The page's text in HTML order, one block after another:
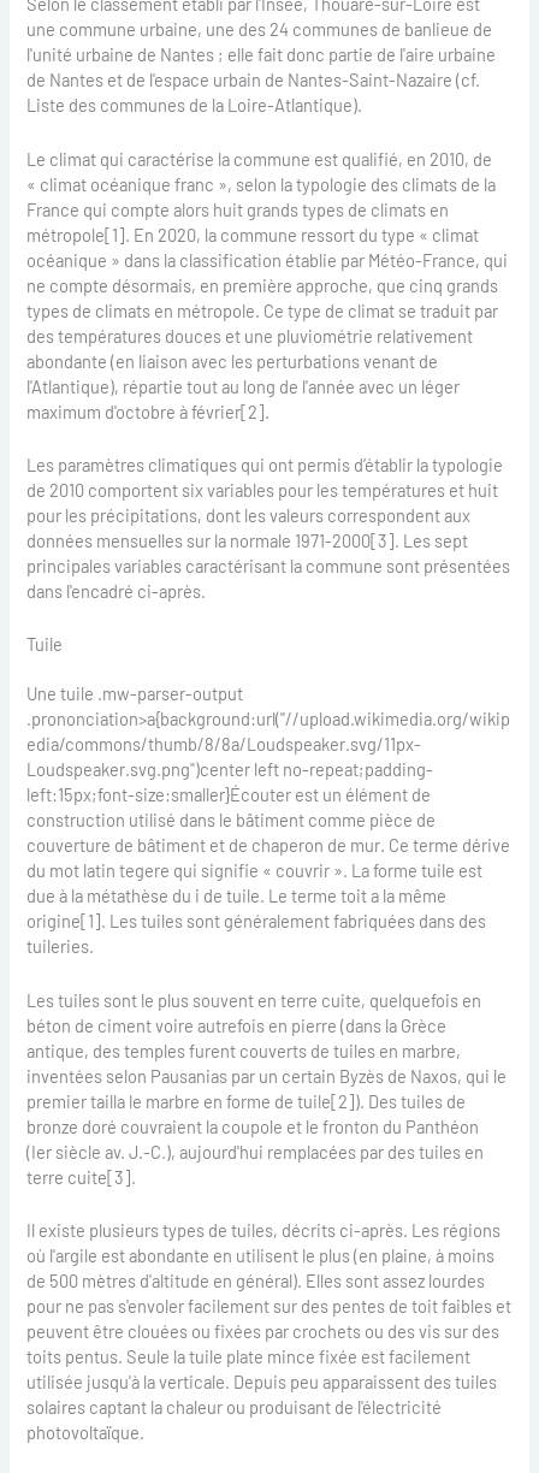
une commune urbaine, une des 24 communes de banlieue de
l'unité urbaine de Nantes ; elle fait donc partie de l'aire urbaine
de Nantes et de l'espace urbain de Nantes-Saint-Nazaire (cf.
Liste des communes de la Loire-Atlantique).
Le climat qui caractérise la commune est qualifié, en 2010, de
« climat océanique franc », selon la typologie des climats de la
France qui compte alors huit grands types de climats en
métropole[1]. En 2020, la commune ressort du type « climat
océanique » dans la classification établie par Météo-France, qui
ne compte désormais, en première approche, que cinq grands
types de climats en métropole. Ce type de climat se traduit par
des températures douces et une pluviométrie relativement
abondante (en liaison avec les perturbations venant de
l'Atlantique), répartie tout au long de l'année avec un léger
maximum d'octobre à février[2].
Les paramètres climatiques qui ont permis d’établir la typologie
de 2010 comportent six variables pour les températures et huit
pour les précipitations, dont les valeurs correspondent aux
données mensuelles sur la normale 1971-2000[3]. Les sept
principales variables caractérisant la commune sont présentées
dans l'encadré ci-après.
Tuile
Une tuile .mw-parser-output
.prononciation>a{background:url("//upload.wikimedia.org/wikip
edia/commons/thumb/8/8a/Loudspeaker.svg/11px-
Loudspeaker.svg.png")center left no-repeat;padding-
left:15px;font-size:smaller}Écouter est un élément de
construction utilisé dans le bâtiment comme pièce de
couverture de bâtiment et de chaperon de mur. Ce terme dérive
du mot latin tegere qui signifie « couvrir ». La forme tuile est
due à la métathèse du i de tuile. Le terme toit a la même
origine[1]. Les tuiles sont généralement fabriquées dans des
tuileries.
Les tuiles sont le plus souvent en terre cuite, quelquefois en
béton de ciment voire autrefois en pierre (dans la Grèce
antique, des temples furent couverts de tuiles en marbre,
inventées selon Pausanias par un certain Byzès de Naxos, qui le
premier tailla le marbre en forme de tuile[2]). Des tuiles de
bronze doré couvraient la coupole et le fronton du Panthéon
(Ier siècle av. J.-C.), aujourd'hui remplacées par des tuiles en
terre cuite[3].
Il existe plusieurs types de tuiles, décrits ci-après. Les régions
où l'argile est abondante en utilisent le plus (en plaine, à moins
de 500 mètres d'altitude en général). Elles sont assez lourdes
pour ne pas s'envoler facilement sur des pentes de toit faibles et
peuvent être clouées ou fixées par crochets ou des vis sur des
toits pentus. Seule la tuile plate mince fixée est facilement
utilisée jusqu'à la verticale. Depuis peu apparaissent des tuiles
solaires captant la chaleur ou produisant de l'électricité
photovoltaïque.